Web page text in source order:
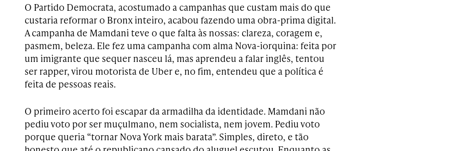
O Partido Democrata, acostumado a campanhas que custam mais do que
custaria reformar o Bronx inteiro, acabou fazendo uma obra-prima digital.
A campanha de Mamdani teve o que falta às nossas: clareza, coragem e,
pasmem, beleza. Ele fez uma campanha com alma Nova-iorquina: feita por
um imigrante que sequer nasceu lá, mas aprendeu a falar inglês, tentou
ser rapper, virou motorista de Uber e, no fim, entendeu que a política é
feita de pessoas reais.
O primeiro acerto foi escapar da armadilha da identidade. Mamdani não
pediu voto por ser muçulmano, nem socialista, nem jovem. Pediu voto
porque queria “tornar Nova York mais barata”. Simples, direto, e tão